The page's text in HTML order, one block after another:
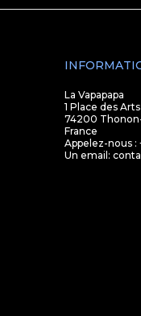
La Vapapapa
1 Place des Arts
74200
France
Appelez-nous :
Un email: